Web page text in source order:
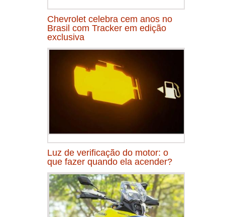
Chevrolet celebra cem anos no
Brasil com Tracker em edição
exclusiva
Luz de verificação do motor: o
que fazer quando ela acender?